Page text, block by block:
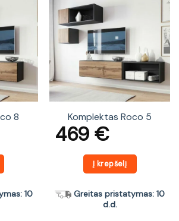
8
10
Komplektas Roco 5
469€
Į krepšelį
Greitas pristatymas: 10
d.d.